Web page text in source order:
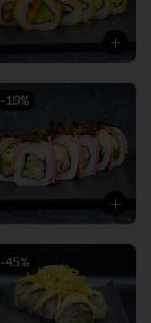
-19%
-45%